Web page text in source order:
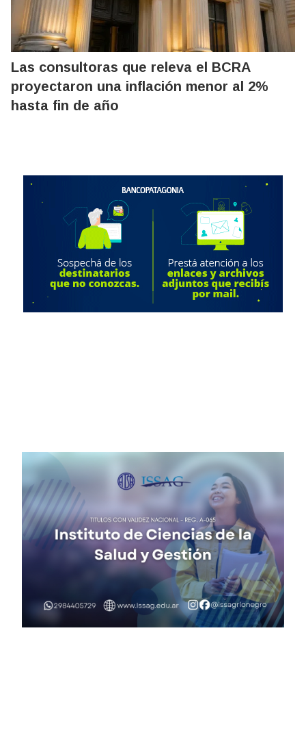
Las consultoras que releva el BCRA
proyectaron una inflación menor al 2%
hasta fin de año